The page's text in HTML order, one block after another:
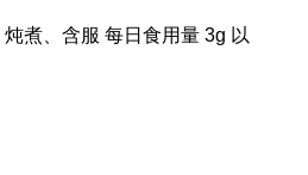
炖煮、含服 每日食用量 3g 以